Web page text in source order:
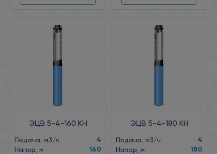
ЭЦВ 5-4-160 КН
Подача, м3/ч 4
Напор, м 160
ЭЦВ 5-4-180 КН
Подача, м3/ч 4
Напор, м 180